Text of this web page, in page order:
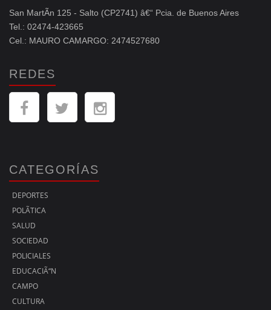
San MartÃ­n 125 - Salto (CP2741) â€“ Pcia. de Buenos Aires
Tel.: 02474-423665
Cel.: MAURO CAMARGO: 2474527680
REDES
CATEGORÍAS
DEPORTES
POLÃ­TICA
SALUD
SOCIEDAD
POLICIALES
EDUCACIÃ“N
CAMPO
CULTURA